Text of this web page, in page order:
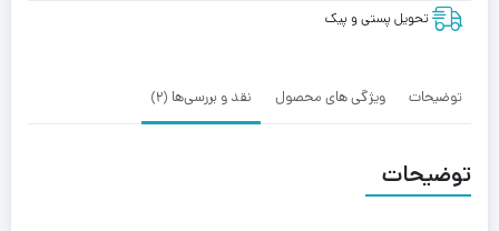
3
Sepolia
تحویل پستی و پیک
توضیحات ویژگی های محصول نقد و بررسی‌ها (2)
توضیحات